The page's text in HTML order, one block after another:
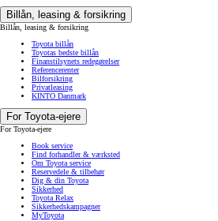
Billån, leasing & forsikring
Billån, leasing & forsikring
Toyota billån
Toyotas bedste billån
Finanstilsynets redegørelser
Referencerenter
Bilforsikring
Privatleasing
KINTO Danmark
For Toyota-ejere
For Toyota-ejere
Book service
Find forhandler & værksted
Om Toyota service
Reservedele & tilbehør
Dig & din Toyota
Sikkerhed
Toyota Relax
Sikkerhedskampagner
MyToyota